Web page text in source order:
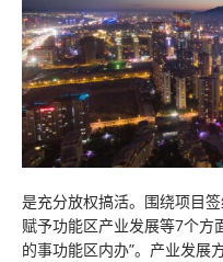
是充分放权搞活。围绕项目
赋予功能区产业发展等7个方
的事功能区内办”。产业发展